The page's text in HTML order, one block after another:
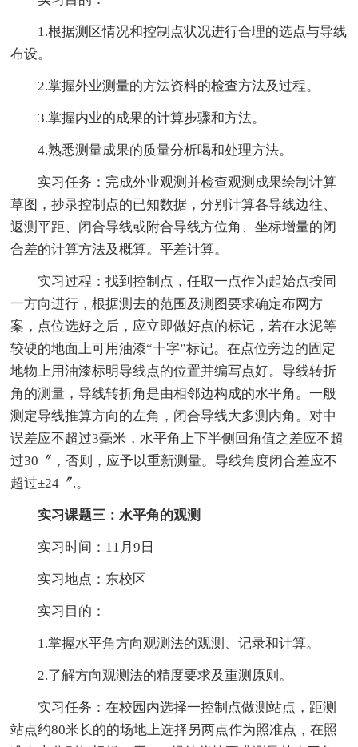
1.根据测区情况和控制点状况进行合理的选点与导线
布设。
2.掌握外业测量的方法资料的检查方法及过程。
3.掌握内业的成果的计算步骤和方法。
4.熟悉测量成果的质量分析喝和处理方法。
实习任务：完成外业观测并检查观测成果绘制计算
草图，抄录控制点的已知数据，分别计算各导线边往、
返测平距、闭合导线或附合导线方位角、坐标增量的闭
合差的计算方法及概算。平差计算。
实习过程：找到控制点，任取一点作为起始点按同
一方向进行，根据测去的范围及测图要求确定布网方
案，点位选好之后，应立即做好点的标记，若在水泥等
较硬的地面上可用油漆“十字”标记。在点位旁边的固定
地物上用油漆标明导线点的位置并编写点好。导线转折
角的测量，导线转折角是由相邻边构成的水平角。一般
测定导线推算方向的左角，闭合导线大多测内角。对中
误差应不超过3毫米，水平角上下半侧回角值之差应不超
过30〞，否则，应予以重新测量。导线角度闭合差应不
超过±24〞.。
实习课题三：水平角的观测
实习时间：11月9日
实习地点：东校区
实习目的：
1.掌握水平角方向观测法的观测、记录和计算。
2.了解方向观测法的精度要求及重测原则。
实习任务：在校园内选择一控制点做测站点，距测
站点约80米长的的场地上选择另两点作为照准点，在照